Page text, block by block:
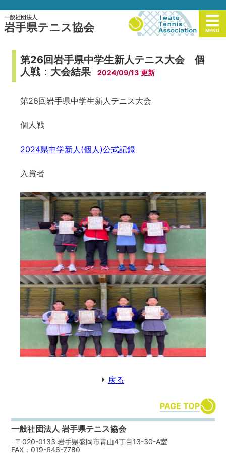
一般社団法人
岩手県テニス協会 MENU
第26回岩手県中学生新人テニス大会 個
人戦：大会結果
2024/09/13
第26回岩手県中学生新人テニス大会
個人戦
2024県中学新人(個人)公式記録
入賞者
戻る
PAGE TOP
一般社団法人 岩手県テニス協会
〒020-0133 岩手県盛岡市青山4丁目13-30-A室
FAX：019-646-7780